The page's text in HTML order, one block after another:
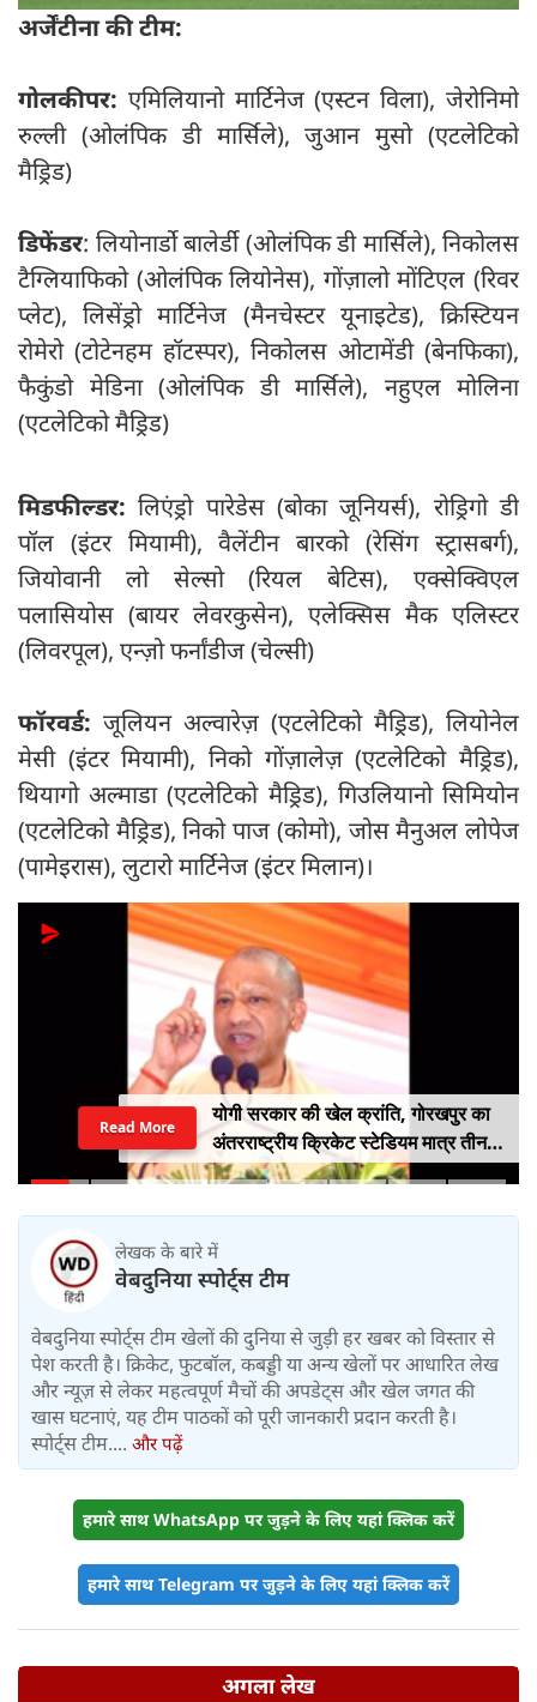
अर्जेंटीना की टीम:
गोलकीपर: एमिलियानो मार्टिनेज (एस्टन विला), जेरोनिमो
रुल्ली (ओलंपिक डी मार्सिले), जुआन मुसो (एटलेटिको
मैड्रिड)
डिफेंडर: लियोनार्डो बालेर्डी (ओलंपिक डी मार्सिले), निकोलस
टैग्लियाफिको (ओलंपिक लियोनेस), गोंज़ालो मोंटिएल (रिवर
प्लेट), लिसेंड्रो मार्टिनेज (मैनचेस्टर यूनाइटेड), क्रिस्टियन
रोमेरो (टोटेनहम हॉटस्पर), निकोलस ओटामेंडी (बेनफिका),
फैकुंडो मेडिना (ओलंपिक डी मार्सिले), नहुएल मोलिना
(एटलेटिको मैड्रिड)
मिडफील्डर: लिएंड्रो पारेडेस (बोका जूनियर्स), रोड्रिगो डी
पॉल (इंटर मियामी), वैलेंटीन बारको (रेसिंग स्ट्रासबर्ग),
जियोवानी लो सेल्सो (रियल बेटिस), एक्सेक्विएल
पलासियोस (बायर लेवरकुसेन), एलेक्सिस मैक एलिस्टर
(लिवरपूल), एन्ज़ो फर्नांडीज (चेल्सी)
फॉरवर्ड: जूलियन अल्वारेज़ (एटलेटिको मैड्रिड), लियोनेल
मेसी (इंटर मियामी), निको गोंज़ालेज़ (एटलेटिको मैड्रिड),
थियागो अल्माडा (एटलेटिको मैड्रिड), गिउलियानो सिमियोन
(एटलेटिको मैड्रिड), निको पाज (कोमो), जोस मैनुअल लोपेज
(पामेइरास), लुटारो मार्टिनेज (इंटर मिलान)।
योगी सरकार की खेल क्रांति, गोरखपुर का
अंतरराष्ट्रीय क्रिकेट स्टेडियम मात्र तीन
महीने में लगभग 20% तैयार
Read More
लेखक के बारे में
वेबदुनिया स्पोर्ट्स टीम
वेबदुनिया स्पोर्ट्स टीम खेलों की दुनिया से जुड़ी हर खबर को विस्तार से
पेश करती है। क्रिकेट, फुटबॉल, कबड्डी या अन्य खेलों पर आधारित लेख
और न्यूज़ से लेकर महत्वपूर्ण मैचों की अपडेट्स और खेल जगत की
खास घटनाएं, यह टीम पाठकों को पूरी जानकारी प्रदान करती है।
स्पोर्ट्स टीम.... और पढ़ें
हमारे साथ WhatsApp पर जुड़ने के लिए यहां क्लिक करें
हमारे साथ Telegram पर जुड़ने के लिए यहां क्लिक करें
अगला लेख